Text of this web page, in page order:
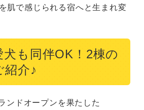
肌で感じられる宿へと生まれ変
犬も同伴OK！2棟の
紹介♪
ンドオープンを果たした